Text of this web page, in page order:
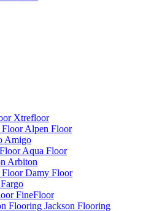
Xtrefloor
Alpen Floor
Amigo
Aqua Floor
Arbiton
Damy Floor
Fargo
FineFloor
Jackson Flooring